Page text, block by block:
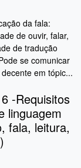
da fala:
de ouvir, falar,
de tradução
se comunicar
em tópic...
-Requisitos
linguagem
fala, leitura,